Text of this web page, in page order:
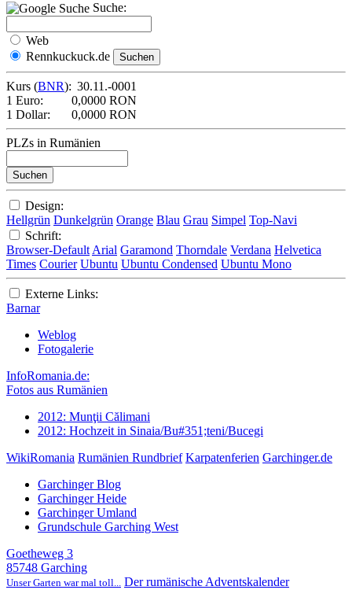
Suche:
Web
Rennkuckuck.de
Kurs (BNR): 30.11.-0001
1 Euro:
0,0000 RON
1 Dollar:
0,0000 RON
PLZs in Rumänien
Design:
Hellgrün Dunkelgrün Orange Blau Grau Simpel Top-Navi
Schrift:
Browser-Default Arial Garamond Thorndale Verdana Helvetica
Times Courier Ubuntu Ubuntu Condensed Ubuntu Mono
Externe Links:
Barnar
Weblog
Fotogalerie
InfoRomania.de:
Fotos aus Rumänien
2012: Munţii Călimani
2012: Hochzeit in Sinaia/Bu#351;teni/Bucegi
WikiRomania Rumänien Rundbrief Karpatenferien Garchinger.de
Garchinger Blog
Garchinger Heide
Garchinger Umland
Grundschule Garching West
Goetheweg 3
85748 Garching
Unser Garten war mal toll... Der rumänische Adventskalender